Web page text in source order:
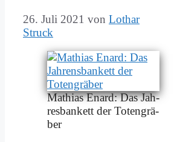
26. Juli 2021 von Lothar
Struck
Ma­thi­as Enard: Das Jah­
res­ban­kett der To­ten­grä­
ber